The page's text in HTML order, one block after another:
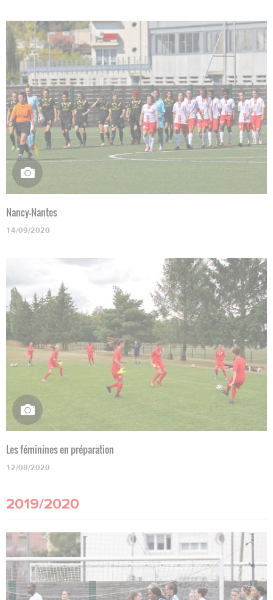
Nancy-Nantes
14/09/2020
Les féminines en préparation
12/08/2020
2019/2020